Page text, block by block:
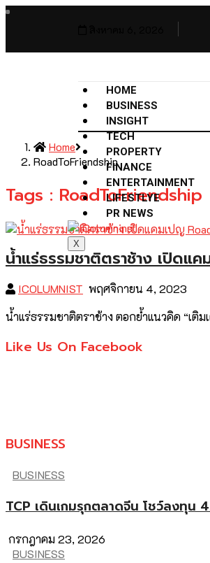
HOME
BUSINESS
INSIGHT
TECH
PROPERTY
FINANCE
ENTERTAINMENT
LIFESTLYE
PR NEWS
X
Home
RoadToFriendship
Tags : RoadToFriendship
น้ำแร่ธรรมชาติตราช้าง เปิด
ICOLUMNIST พฤศจิกายน 4, 2023
น้ำแร่ธรรมชาติตราช้าง ตอกย้ำแนวคิด “เติ
Like Us On Facebook
BUSINESS
BUSINESS
TCP เดินเกมรุกตลาดจีน โชว์ลงทุน
กรกฎาคม 23, 2026
BUSINESS